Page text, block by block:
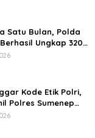
Satu Bulan, Polda
Ungkap 320
Jalanan, BB
Kode Etik Polri,
Polres Sumenep